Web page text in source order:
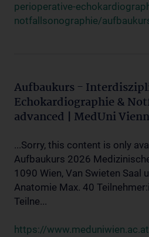
perioperative-
notfallsonographie/
Aufbaukurs -
Echokardiographie &
advanced | MedUni
...Sorry, this content is only
Aufbaukurs 2026
1090 Wien, Van Swieten Saal
Anatomie Max. 40
Teilne...
https://